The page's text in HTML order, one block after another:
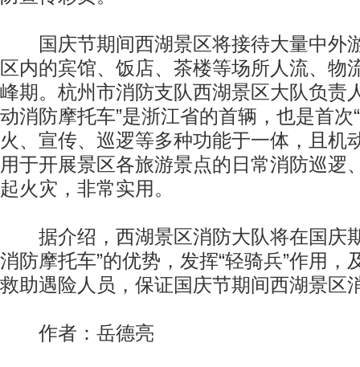
国庆节期间西湖景区将接待大量中外
区内的宾馆、饭店、茶楼等场所人流、物
峰期。杭州市消防支队西湖景区大队负责
动消防摩托车”是浙江省的首辆，也是首次
火、宣传、巡逻等多种功能于一体，且机
用于开展景区各旅游景点的日常消防巡逻
起火灾，非常实用。
据介绍，西湖景区消防大队将在国庆
消防摩托车”的优势，发挥“轻骑兵”作用，
救助遇险人员，保证国庆节期间西湖景区
作者：岳德亮